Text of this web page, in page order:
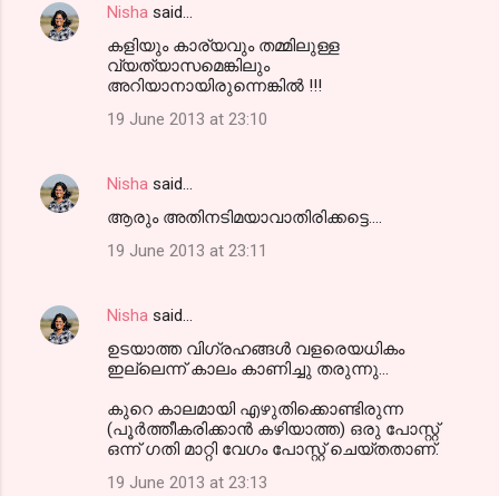
Nisha said…
കളിയും കാര്യവും തമ്മിലുള്ള
വ്യത്യാസമെങ്കിലും
അറിയാനായിരുന്നെങ്കില്‍ !!!
19 June 2013 at 23:10
Nisha said…
ആരും അതിനടിമയാവാതിരിക്കട്ടെ....
19 June 2013 at 23:11
Nisha said…
ഉടയാത്ത വിഗ്രഹങ്ങള്‍ വളരെയധികം
ഇല്ലെന്ന്‍ കാലം കാണിച്ചു തരുന്നു...
കുറെ കാലമായി എഴുതിക്കൊണ്ടിരുന്ന
(പൂര്‍ത്തീകരിക്കാന്‍ കഴിയാത്ത) ഒരു പോസ്റ്റ്‌
ഒന്ന്‍ ഗതി മാറ്റി വേഗം പോസ്റ്റ്‌ ചെയ്തതാണ്.
19 June 2013 at 23:13